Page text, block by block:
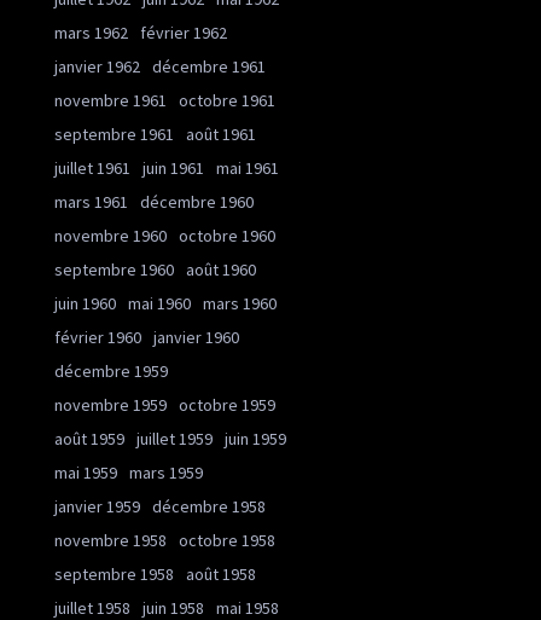
mars 1962
février 1962
janvier 1962
décembre 1961
novembre 1961
octobre 1961
septembre 1961
août 1961
juillet 1961
juin 1961
mai 1961
mars 1961
décembre 1960
novembre 1960 octobre 1960
septembre 1960 août 1960
juin 1960 mai 1960 mars 1960
février 1960 janvier 1960
décembre 1959
novembre 1959 octobre 1959
août 1959 juillet 1959 juin 1959
mai 1959 mars 1959
janvier 1959 décembre 1958
novembre 1958
octobre 1958
septembre 1958
août 1958
juillet 1958
juin 1958
mai 1958